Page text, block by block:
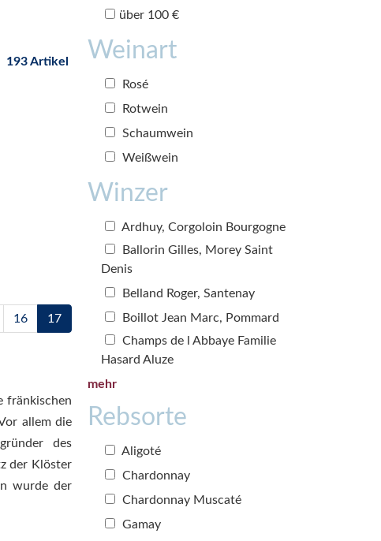
193 Artikel
16 17
fränkischen
allem die
des
der Klöster
wurde der
über 100 €
Weinart
Rosé
Rotwein
Schaumwein
Weißwein
Winzer
Ardhuy, Corgoloin Bourgogne
Ballorin Gilles, Morey Saint
Denis
Belland Roger, Santenay
Boillot Jean Marc, Pommard
Champs de l Abbaye Familie
Hasard Aluze
mehr
Rebsorte
Aligoté
Chardonnay
Chardonnay Muscaté
Gamay